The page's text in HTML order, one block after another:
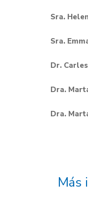
Sra.
Sra.
Dr.
Dra.
Dra.
Más